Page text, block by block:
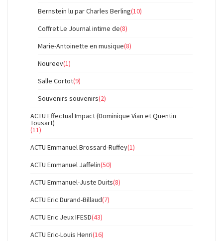
Bernstein lu par Charles Berling(10)
Coffret Le Journal intime de(8)
Marie-Antoinette en musique(8)
Noureev(1)
Salle Cortot(9)
Souvenirs souvenirs(2)
ACTU Effectual Impact (Dominique Vian et Quentin
Tousart)
(11)
ACTU Emmanuel Brossard-Ruffey(1)
ACTU Emmanuel Jaffelin(50)
ACTU Emmanuel-Juste Duits(8)
ACTU Eric Durand-Billaud(7)
ACTU Eric Jeux IFESD(43)
ACTU Eric-Louis Henri(16)